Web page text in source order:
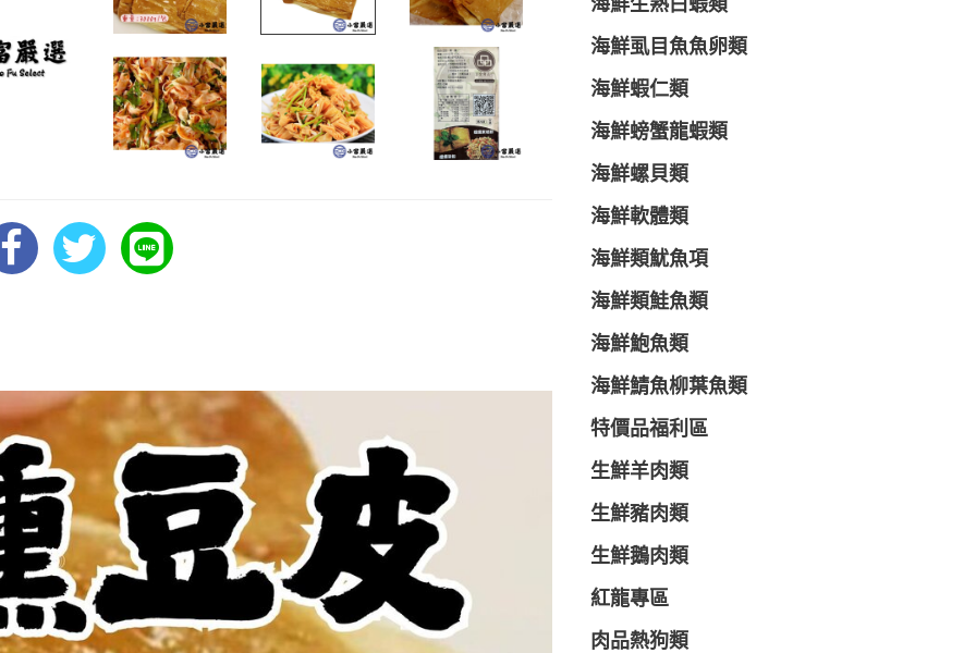
海鮮生熟白蝦類
海鮮虱目魚魚卵類
海鮮蝦仁類
海鮮螃蟹龍蝦類
海鮮螺貝類
海鮮軟體類
海鮮類魷魚項
海鮮類鮭魚類
海鮮鮑魚類
海鮮鯖魚柳葉魚類
特價品福利區
生鮮羊肉類
生鮮豬肉類
生鮮鵝肉類
紅龍專區
肉品熱狗類